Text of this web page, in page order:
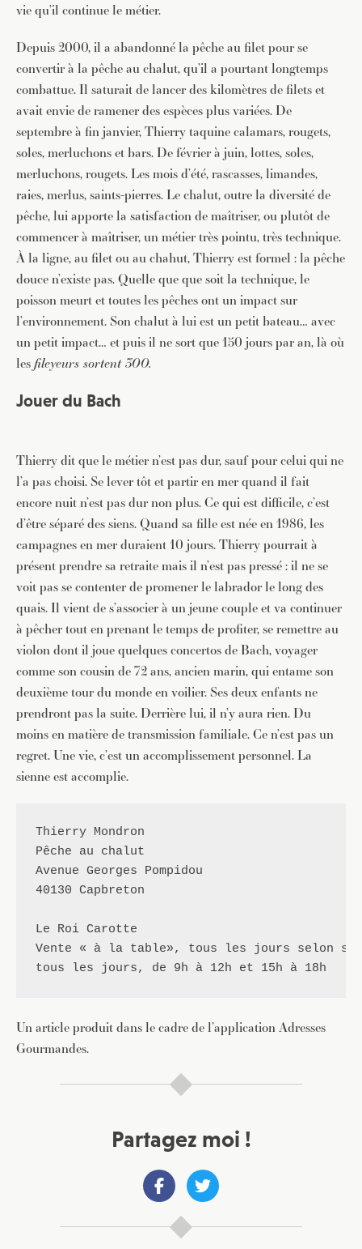
vie qu’il continue le métier.
Depuis 2000, il a abandonné la pêche au filet pour se
convertir à la pêche au chalut, qu’il a pourtant longtemps
combattue. Il saturait de lancer des kilomètres de filets et
avait envie de ramener des espèces plus variées. De
septembre à fin janvier, Thierry taquine calamars, rougets,
soles, merluchons et bars. De février à juin, lottes, soles,
merluchons, rougets. Les mois d’été, rascasses, limandes,
raies, merlus, saints-pierres. Le chalut, outre la diversité de
pêche, lui apporte la satisfaction de maîtriser, ou plutôt de
commencer à maîtriser, un métier très pointu, très technique.
À la ligne, au filet ou au chahut, Thierry est formel : la pêche
douce n’existe pas. Quelle que que soit la technique, le
poisson meurt et toutes les pêches ont un impact sur
l’environnement. Son chalut à lui est un petit bateau… avec
un petit impact… et puis il ne sort que 150 jours par an, là où
lesfileyeurs sortent 300.
Jouer du Bach
Thierry dit que le métier n’est pas dur, sauf pour celui qui ne
l’a pas choisi. Se lever tôt et partir en mer quand il fait
encore nuit n’est pas dur non plus. Ce qui est difficile, c’est
d’être séparé des siens. Quand sa fille est née en 1986, les
campagnes en mer duraient 10 jours. Thierry pourrait à
présent prendre sa retraite mais il n’est pas pressé : il ne se
voit pas se contenter de promener le labrador le long des
quais. Il vient de s’associer à un jeune couple et va continuer
à pêcher tout en prenant le temps de profiter, se remettre au
violon dont il joue quelques concertos de Bach, voyager
comme son cousin de 72 ans, ancien marin, qui entame son
deuxième tour du monde en voilier. Ses deux enfants ne
prendront pas la suite. Derrière lui, il n’y aura rien. Du
moins en matière de transmission familiale. Ce n’est pas un
regret. Une vie, c’est un accomplissement personnel. La
sienne est accomplie.
Thierry Mondron
Pêche au chalut
Avenue Georges Pompidou
40130 Capbreton
Le Roi Carotte
Vente « à la table», tous les jours selon
tous les jours, de 9h à 12h et 15h à 18h
Un article produit dans le cadre de l’application Adresses
Gourmandes.
Partagez moi !
JE M'INSCRIS À LA NEWSLETTER
Pour recevoir toutes les deux semaines notre lettre
d’info avec une sélection d’articles …